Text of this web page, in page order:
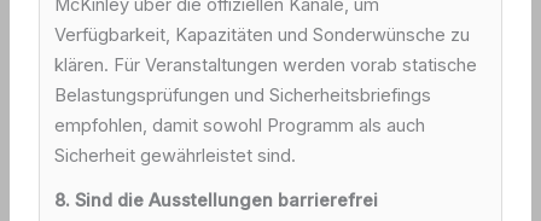
McKinley über die offiziellen Kanäle, um
Verfügbarkeit, Kapazitäten und Sonderwünsche zu
klären. Für Veranstaltungen werden vorab statische
Belastungsprüfungen und Sicherheitsbriefings
empfohlen, damit sowohl Programm als auch
Sicherheit gewährleistet sind.
8. Sind die Ausstellungen barrierefrei